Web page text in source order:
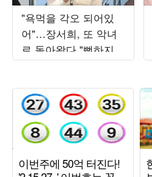
"욕먹을 각오 되어있
어"…장서희, 또 악녀
로 돌아왔다 "뻔하지
않아" ('욕망의덫')